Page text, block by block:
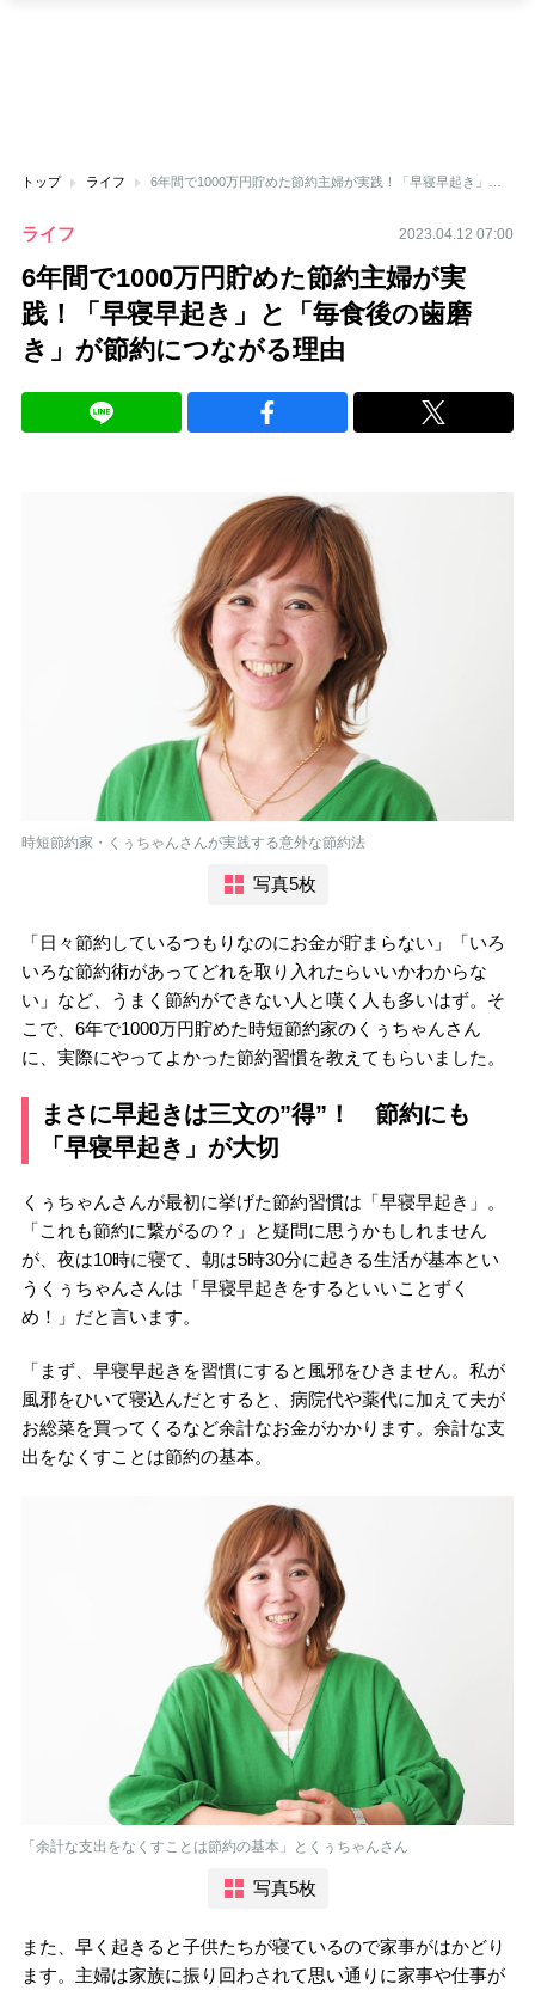
トップ ライフ
ライフ 2023.04.12 07:00
6年間で1000万円貯めた節約主婦が実
践！「早寝早起き」と「毎食後の歯磨
き」が節約につながる理由
時短節約家・くぅちゃんさんが実践する意外な節約法
写真5枚
「日々節約しているつもりなのにお金が貯まらない」「いろ
いろな節約術があってどれを取り入れたらいいかわからな
い」など、うまく節約ができない人と嘆く人も多いはず。そ
こで、6年で1000万円貯めた時短節約家のくぅちゃんさん
に、実際にやってよかった節約習慣を教えてもらいました。
まさに早起きは三文の”得”！ 節約にも
「早寝早起き」が大切
くぅちゃんさんが最初に挙げた節約習慣は「早寝早起き」。
「これも節約に繋がるの？」と疑問に思うかもしれません
が、夜は10時に寝て、朝は5時30分に起きる生活が基本とい
うくぅちゃんさんは「早寝早起きをするといいことずく
め！」だと言います。
「まず、早寝早起きを習慣にすると風邪をひきません。私が
風邪をひいて寝込んだとすると、病院代や薬代に加えて夫が
お総菜を買ってくるなど余計なお金がかかります。余計な支
出をなくすことは節約の基本。
「余計な支出をなくすことは節約の基本」とくぅちゃんさん
写真5枚
また、早く起きると子供たちが寝ているので家事がはかどり
ます。主婦は家族に振り回わされて思い通りに家事や仕事が